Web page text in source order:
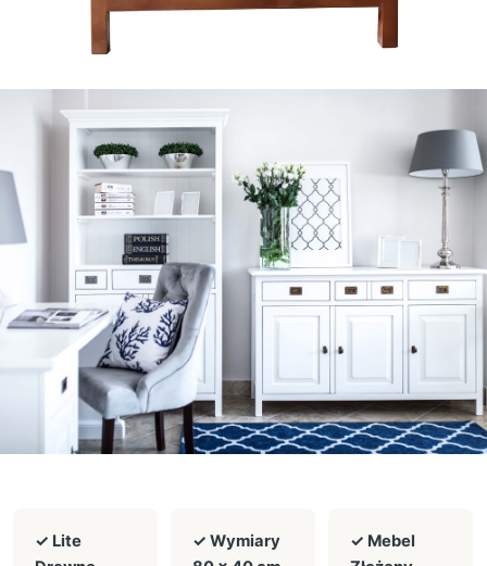
✓ Lite
✓ Wymiary
✓ Mebel